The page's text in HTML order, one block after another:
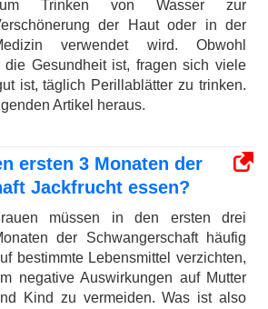
Trinken von Wasser zur
der Haut oder in der
verwendet wird. Obwohl
die Gesundheit ist, fragen sich viele
ist, täglich Perillablätter zu trinken.
Artikel heraus.
ersten 3 Monaten der
Jackfrucht essen?
müssen in den ersten drei
der Schwangerschaft häufig
bestimmte Lebensmittel verzichten,
negative Auswirkungen auf Mutter
Kind zu vermeiden. Was ist also